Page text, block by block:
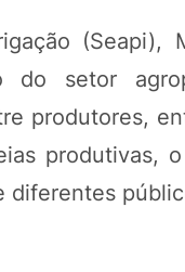
(Seapi),
do setor
produtores,
produtivas,